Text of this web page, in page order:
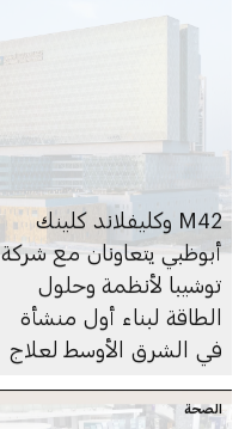
M42 وكليفلاند كلينك
أبوظبي يتعاونان مع شركة
توشيبا لأنظمة وحلول
الطاقة لبناء أول منشأة
في الشرق الأوسط لعلاج
في أبوظبي
الصحة